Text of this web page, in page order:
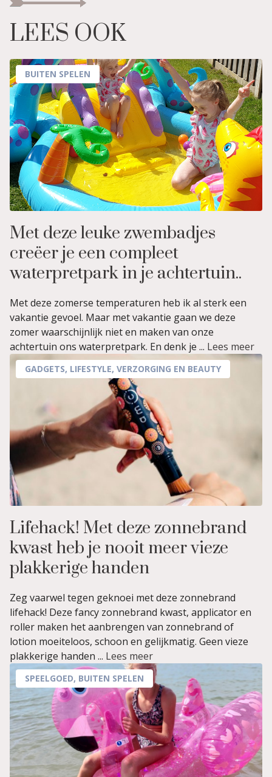
LEES OOK
BUITEN SPELEN
Met deze leuke zwembadjes
creëer je een compleet
waterpretpark in je achtertuin..
Met deze zomerse temperaturen heb ik al sterk een
vakantie gevoel. Maar met vakantie gaan we deze
zomer waarschijnlijk niet en maken van onze
achtertuin ons waterpretpark. En denk je ... Lees meer
GADGETS, LIFESTYLE, VERZORGING EN BEAUTY
Lifehack! Met deze zonnebrand
kwast heb je nooit meer vieze
plakkerige handen
Zeg vaarwel tegen geknoei met deze zonnebrand
lifehack! Deze fancy zonnebrand kwast, applicator en
roller maken het aanbrengen van zonnebrand of
lotion moeiteloos, schoon en gelijkmatig. Geen vieze
plakkerige handen ... Lees meer
SPEELGOED, BUITEN SPELEN